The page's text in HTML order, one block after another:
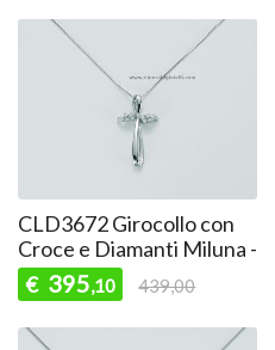
CLD3672 Girocollo con
Croce e Diamanti Miluna -
€ 395,10 439,00